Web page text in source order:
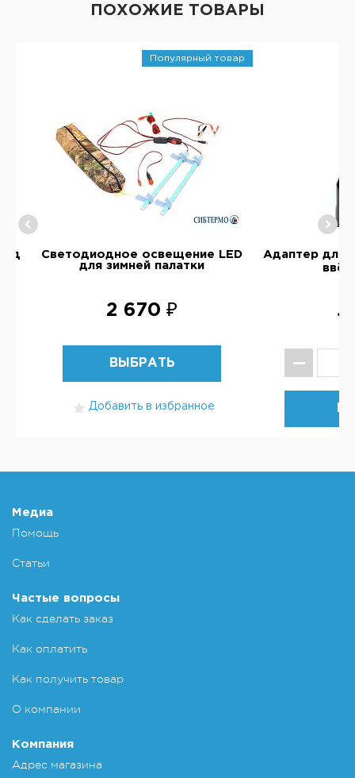
ПОХОЖИЕ ТОВАРЫ
Популярный товар
Светодиодное освещение LED
для зимней палатки
2 670 ₽
ВЫБРАТЬ
Добавить в избранное
Адаптер для
Медиа
Помощь
Статьи
Частые вопросы
Как сделать заказ
Как оплатить
Как получить товар
О компании
Компания
Адрес магазина